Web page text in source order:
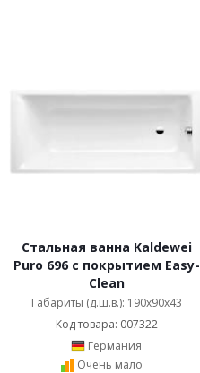
Стальная ванна Kaldewei
Puro 696 с покрытием Easy-
Clean
Габариты (д.ш.в.): 190x90x43
Код товара: 007322
Германия
Очень мало